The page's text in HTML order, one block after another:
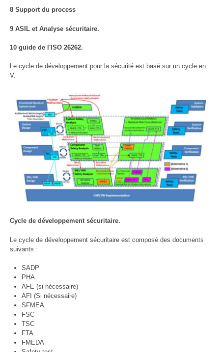
8 Support du process
9 ASIL et Analyse sécuritaire.
10 guide de l'ISO 26262.
Le cycle de développement pour la sécurité est basé sur un cycle en
V.
Cycle de développement sécuritaire.
Le cycle de développement sécuritaire est composé des documents
suivants :
SADP
PHA
AFE (si nécessaire)
AFI (Si nécessaire)
SFMEA
FSC
TSC
FTA
FMEDA